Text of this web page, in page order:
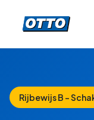
Rijbewijs B -